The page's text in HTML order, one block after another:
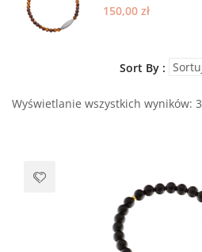
150,00 zł
Sort By :
Wyświetlanie wszystkich wyników: 3